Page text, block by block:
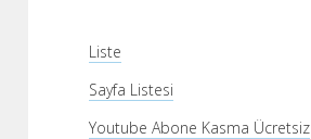
Liste
Sayfa Listesi
Youtube Abone Kasma Ücretsiz